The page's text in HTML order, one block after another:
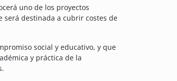
uno de los proyectos
será destinada a cubrir costes de
social y educativo, y que
y práctica de la